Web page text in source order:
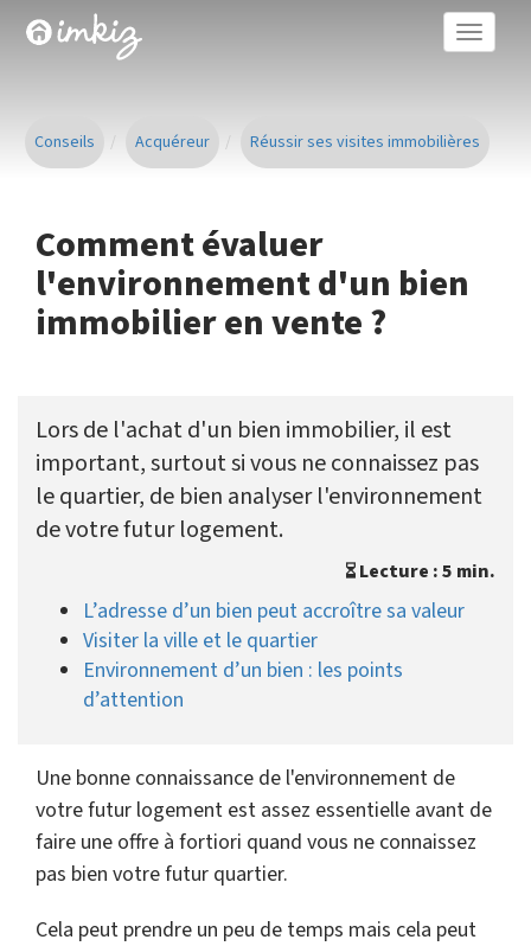
Toggle
Conseils Acquéreur Réussir ses visites immobilières
Comment évaluer
l'environnement d'un bien
immobilier en vente ?
Lors de l'achat d'un bien immobilier, il est
important, surtout si vous ne connaissez pas
le quartier, de bien analyser l'environnement
de votre futur logement.
Lecture : 5 min.
L’adresse d’un bien peut accroître sa valeur
Visiter la ville et le quartier
Environnement d’un bien : les points
d’attention
Une bonne connaissance de l'environnement de
votre futur logement est assez essentielle avant de
faire une offre à fortiori quand vous ne connaissez
pas bien votre futur quartier.
Cela peut prendre un peu de temps mais cela peut